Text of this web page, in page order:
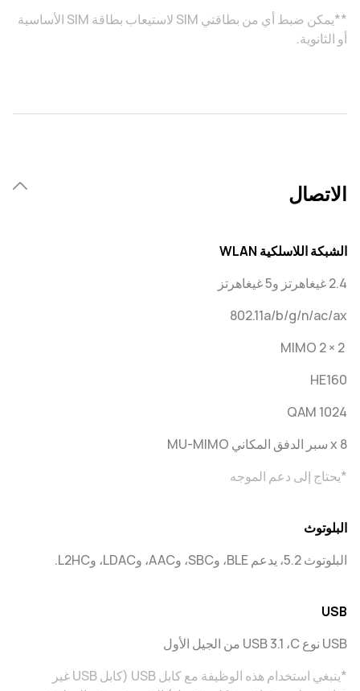
**يمكن ضبط أي من بطاقتي SIM لاستيعاب بطاقة SIM الأساسية
أو الثانوية.
الاتصال
الشبكة اللاسلكية WLAN
2.4 غيغاهرتز و5 غيغاهرتز
802.11a/b/g/n/ac/ax
HE160
1024 QAM
8 x سبر الدفق المكاني MU-MIMO
*يحتاج إلى دعم الموجه
البلوتوث
البلوتوث 5.2، يدعم BLE، وSBC، وAAC، وLDAC، وL2HC.
USB
USB نوع C، ‏USB 3.1 من الجيل الأول
*ينبغي استخدام هذه الوظيفة مع كابل USB (كابل USB غير